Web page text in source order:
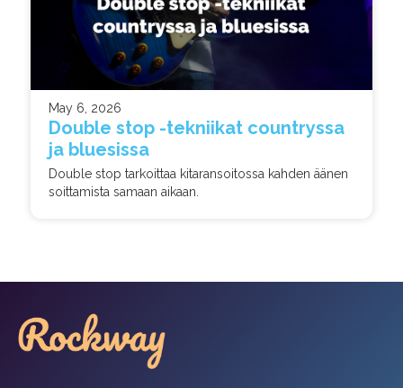
May 6, 2026
Double stop -tekniikat countryssa
ja bluesissa
Double stop tarkoittaa kitaransoitossa kahden äänen
soittamista samaan aikaan.